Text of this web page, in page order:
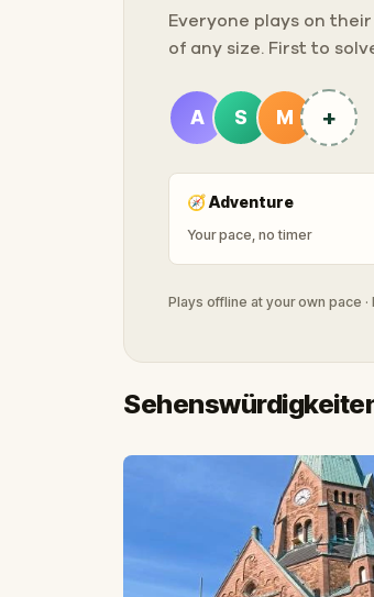
Everyone plays on
of any size. First to
A S M +
🧭Adventure
Your pace, no timer
Plays offline at your own pace